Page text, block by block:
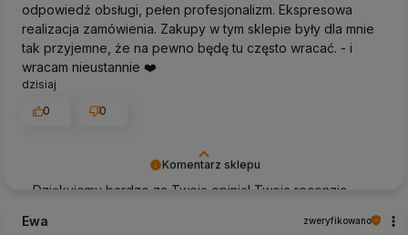
Komentarz sklepu
Dziękujemy bardzo za Twoją opinię! Twoja recenzja
właściwym torze :) Z pozdrowieniami, obsługa sklepu.
odpowiedź obsługi, pełen profesjonalizm. Ekspresowa
realizacja zamówienia. Zakupy w tym sklepie były dla mnie
tak przyjemne, że na pewno będę tu często wracać. - i
wracam nieustannie ❤️
dzisiaj
0
0
Ewa zweryfikowano